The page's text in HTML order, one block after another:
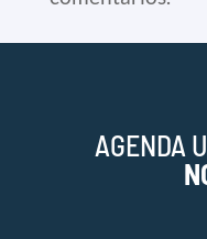
AGENDA